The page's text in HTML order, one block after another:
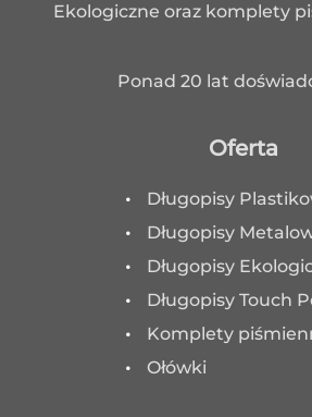
Ekologiczne oraz komplety
Ponad 20 lat
Oferta
Długopisy
Długopisy
Długopisy
Długopisy Touch
Komplety
Ołówki